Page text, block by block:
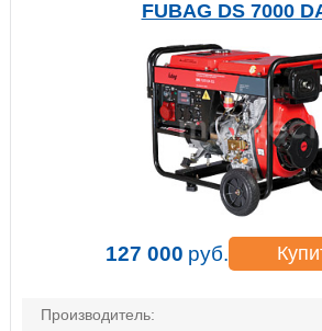
FUBAG DS 7000
127 000 руб.
Производитель: